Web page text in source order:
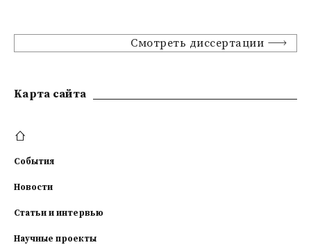
Смотреть диссертации
Kарта сайта
События
Новости
Статьи и интервью
Научные проекты